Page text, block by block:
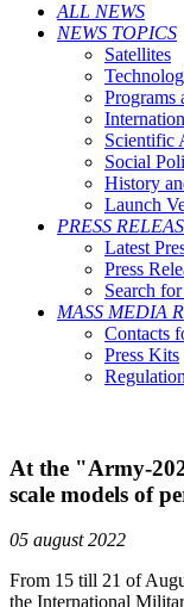
ALL NEWS
NEWS TOPICS
Satellites
Programs
Scientific
Social
History
Launch
PRESS
Latest
Press
Search
MASS MEDIA
Contacts
Press Kits
At the "Army-
scale models of
05 august 2022
From 15 till 21 of
the International